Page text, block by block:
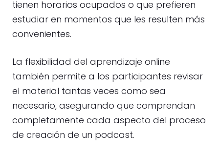
tienen horarios ocupados o que prefieren
estudiar en momentos que les resulten más
convenientes.
La flexibilidad del aprendizaje online
también permite a los participantes revisar
el material tantas veces como sea
necesario, asegurando que comprendan
completamente cada aspecto del proceso
de creación de un podcast.